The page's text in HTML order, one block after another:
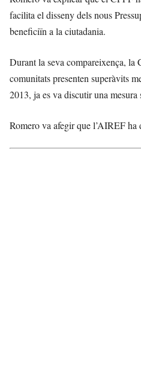
facilita el disseny dels nous
beneficiïn a la ciutadania.
Durant la seva compareixença, la
comunitats presenten superàvits
2013, ja es va discutir una
Romero va afegir que l’AIREF ha